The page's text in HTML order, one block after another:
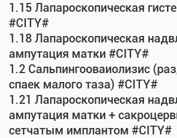
1.15 Лапароскопическая
#CITY#
1.18 Лапароскопическая
ампутация матки #CITY#
1.2 Сальпингооваиолизис
спаек малого таза) #CITY#
1.21 Лапароскопическая
ампутация матки +
сетчатым имплантом #CITY#